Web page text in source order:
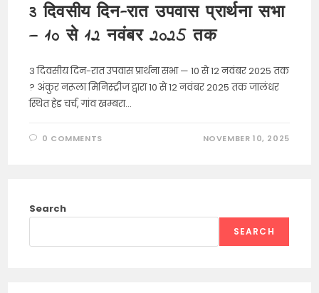
3 दिवसीय दिन-रात उपवास प्रार्थना सभा
— 10 से 12 नवंबर 2025 तक
3 दिवसीय दिन-रात उपवास प्रार्थना सभा — 10 से 12 नवंबर 2025 तक
? अंकुर नरूला मिनिस्ट्रीज द्वारा 10 से 12 नवंबर 2025 तक जालंधर
स्थित हेड चर्च, गांव खम्बरा…
0 COMMENTS NOVEMBER 10, 2025
Search
SEARCH